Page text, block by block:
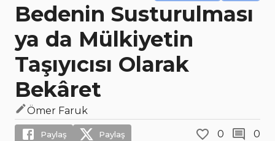
Bedenin Susturulması
ya da Mülkiyetin
Taşıyıcısı Olarak
Bekâret
Ömer Faruk
Paylaş Paylaş 0 0